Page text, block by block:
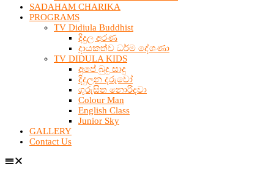
SADAHAM CHARIKA
PROGRAMS
TV Didiula Buddhist
දිදුල අරණ
දායකත්ව ධර්ම දේශණා
TV DIDULA KIDS
අපේ බුදු සාදු
දිදුලන දරුවෝ
ගුරුසිත නොරිදවා
Colour Man
English Class
Junior Sky
GALLERY
Contact Us